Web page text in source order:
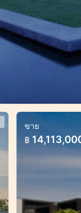
อพาร์ทเมน
ขาย
฿